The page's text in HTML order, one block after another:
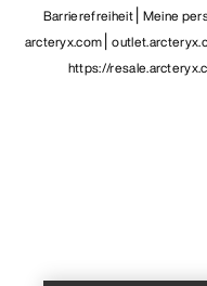
Barrierefreiheit Meine
arcteryx.com
https://